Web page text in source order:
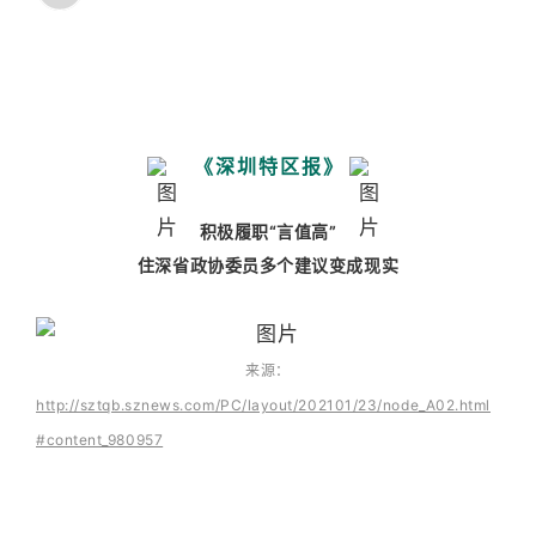
《深圳特区报》
积极履职“言值高”
住深省政协委员多个建议变成现实
来源：
http://sztqb.sznews.com/PC/layout/202101/23/node_A02.html
#content_980957